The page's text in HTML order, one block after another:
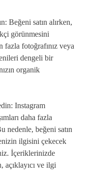
Beğeni satın alırken,
görünmesini
fotoğrafınız veya
dengeli bir
organik
Instagram
daha fazla
nedenle, beğeni satın
ilgisini çekecek
İçeriklerinizde
ve ilgi